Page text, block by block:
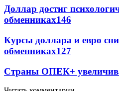
Доллар достиг
обменниках146
Курсы доллара и евро
обменниках127
Страны ОПЕК+